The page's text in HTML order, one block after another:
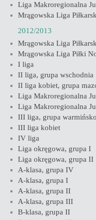
Liga Makroregionalna
Mrągowska Liga
2012/2013
Mrągowska Liga
Mrągowska Liga Piłki
I liga
II liga, grupa wschodnia
II liga kobiet, grupa
Liga Makroregionalna
Liga Makroregionalna
III liga, grupa
III liga kobiet
IV liga
Liga okręgowa, grupa I
Liga okręgowa, grupa II
A-klasa, grupa IV
A-klasa, grupa I
A-klasa, grupa II
A-klasa, grupa III
B-klasa, grupa II